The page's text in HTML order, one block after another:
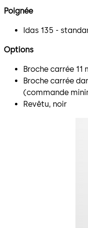
Poignée
Idas 135 -
Options
Broche carrée 11
Broche carrée
(commande
Revêtu, noir